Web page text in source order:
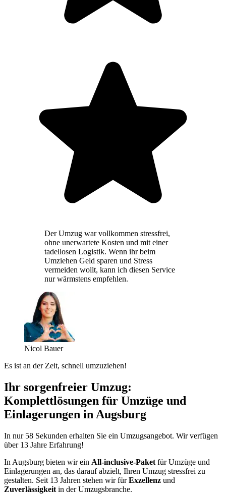
Der Umzug war vollkommen stressfrei,
ohne unerwartete Kosten und mit einer
tadellosen Logistik. Wenn ihr beim
Umziehen Geld sparen und Stress
vermeiden wollt, kann ich diesen Service
nur wärmstens empfehlen.
Nicol Bauer
Es ist an der Zeit, schnell umzuziehen!
Ihr sorgenfreier Umzug:
Komplettlösungen für Umzüge und
Einlagerungen in Augsburg
In nur 58 Sekunden erhalten Sie ein Umzugsangebot. Wir verfügen
über 13 Jahre Erfahrung!
In Augsburg bieten wir ein All-inclusive-Paket für Umzüge und
Einlagerungen an, das darauf abzielt, Ihren Umzug stressfrei zu
gestalten. Seit 13 Jahren stehen wir fürExzellenz und
Zuverlässigkeit in der Umzugsbranche.